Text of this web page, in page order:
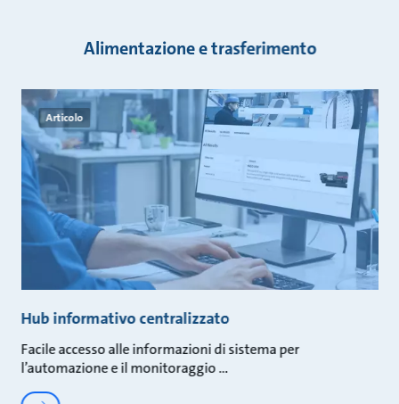
Alimentazione e trasferimento
Articolo
Hub informativo centralizzato
Facile accesso alle informazioni di sistema per
l’automazione e il monitoraggio